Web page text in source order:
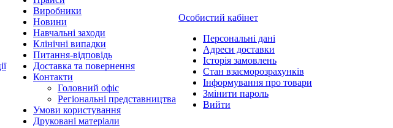
Виробники
Новини
Навчальні заходи
Клінічні випадки
Питання-відповідь
Доставка та повернення
Контакти
Головний офіс
Регіональні представництва
Умови користування
Друковані матеріали
Особистий кабінет
Персональні дані
Адреси доставки
Історія замовлень
Стан взаєморозрахунків
Інформування про товари
Змінити пароль
Вийти